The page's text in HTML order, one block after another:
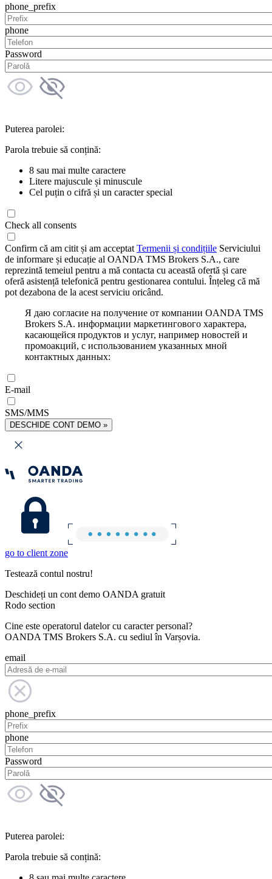
phone_prefix
phone
Password
Puterea parolei:
Parola trebuie să conțină:
8 sau mai multe caractere
Litere majuscule și minuscule
Cel puțin o cifră și un caracter special
Check all consents
Confirm că am citit și am acceptat Termenii și condițiile Serviciului
de informare și educație al OANDA TMS Brokers S.A., care
reprezintă temeiul pentru a mă contacta cu această ofertă și care
oferă asistență telefonică pentru gestionarea contului. Înțeleg că mă
pot dezabona de la acest serviciu oricând.
Я даю согласие на получение от компании OANDA TMS
Brokers S.A. информации маркетингового характера,
касающейся продуктов и услуг, например новостей и
промоакций, с использованием указанных мной
контактных данных:
E-mail
SMS/MMS
DESCHIDE CONT DEMO »
go to client zone
Testează contul nostru!
Deschideți un cont demo OANDA gratuit
Rodo section
Cine este operatorul datelor cu caracter personal?
OANDA TMS Brokers S.A. cu sediul în Varșovia.
email
phone_prefix
phone
Password
Puterea parolei:
Parola trebuie să conțină: